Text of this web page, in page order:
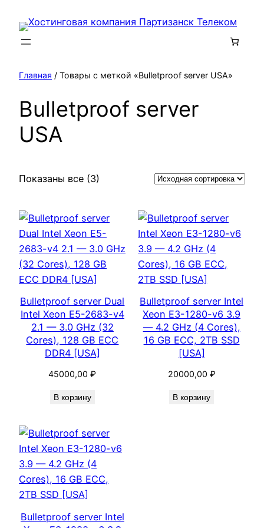
содержимому
Главная / Товары с меткой «Bulletproof server USA»
Bulletproof server
USA
Показаны все (3)
Bulletproof server Dual
Intel Xeon E5-2683-v4
2.1 — 3.0 GHz (32
Cores), 128 GB ECC
DDR4 [USA]
45000,00₽
В корзину
Bulletproof server Intel
Xeon E3-1280-v6 3.9
— 4.2 GHz (4 Cores),
16 GB ECC, 2TB SSD
[USA]
20000,00 ₽
В корзину
Bulletproof server Intel